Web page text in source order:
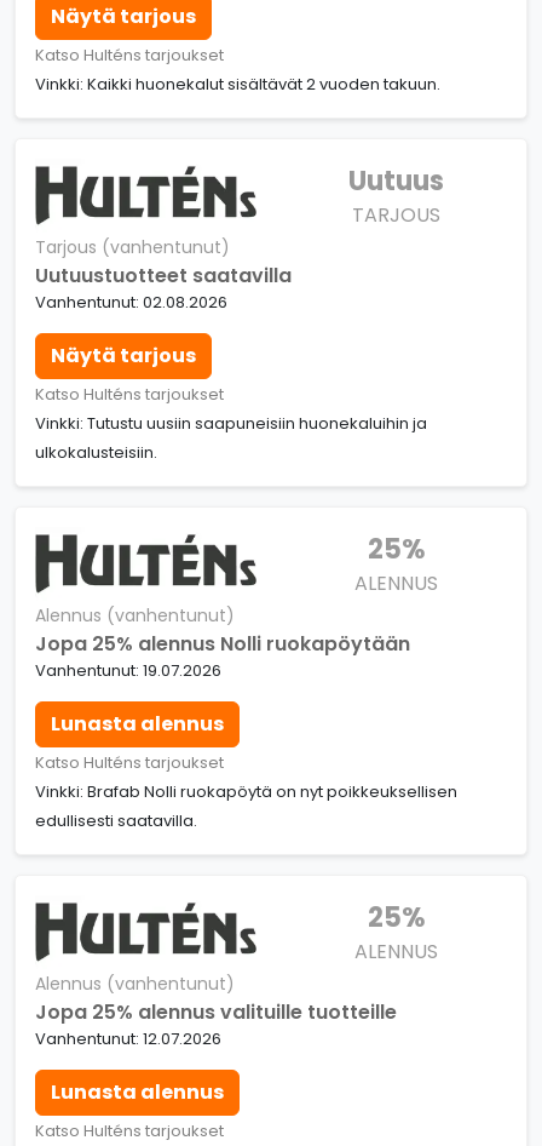
Näytä tarjous
Katso Hulténs tarjoukset
Vinkki: Kaikki huonekalut sisältävät 2 vuoden takuun.
Uutuus
TARJOUS
Tarjous (vanhentunut)
Uutuustuotteet saatavilla
Vanhentunut: 02.08.2026
Näytä tarjous
Katso Hulténs tarjoukset
Vinkki: Tutustu uusiin saapuneisiin huonekaluihin ja
ulkokalusteisiin.
25%
ALENNUS
Alennus (vanhentunut)
Jopa 25% alennus Nolli ruokapöytään
Vanhentunut: 19.07.2026
Lunasta alennus
Katso Hulténs tarjoukset
Vinkki: Brafab Nolli ruokapöytä on nyt poikkeuksellisen
edullisesti saatavilla.
25%
ALENNUS
Alennus (vanhentunut)
Jopa 25% alennus valituille tuotteille
Vanhentunut: 12.07.2026
Lunasta alennus
Katso Hulténs tarjoukset